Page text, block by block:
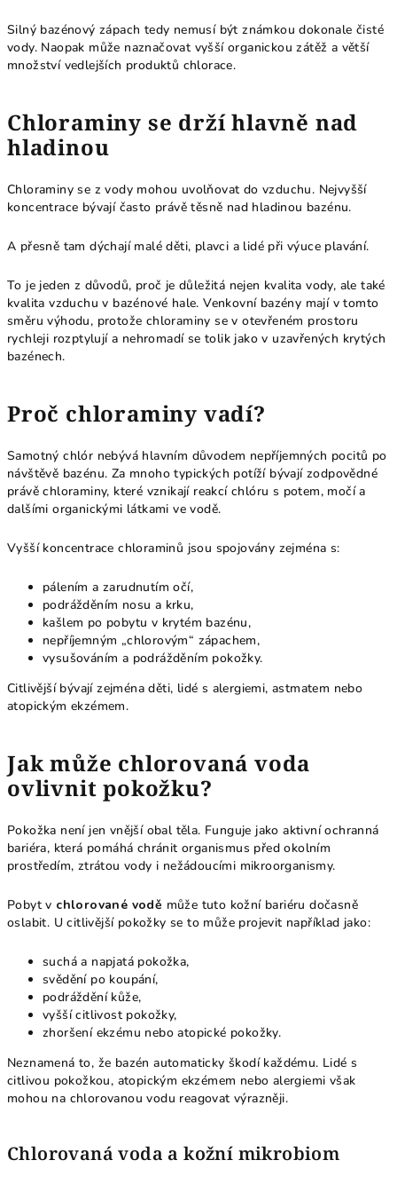
Silný bazénový zápach tedy nemusí být známkou dokonale čisté
vody. Naopak může naznačovat vyšší organickou zátěž a větší
množství vedlejších produktů chlorace.
Chloraminy se drží hlavně nad
hladinou
Chloraminy se z vody mohou uvolňovat do vzduchu. Nejvyšší
koncentrace bývají často právě těsně nad hladinou bazénu.
A přesně tam dýchají malé děti, plavci a lidé při výuce plavání.
To je jeden z důvodů, proč je důležitá nejen kvalita vody, ale také
kvalita vzduchu v bazénové hale. Venkovní bazény mají v tomto
směru výhodu, protože chloraminy se v otevřeném prostoru
rychleji rozptylují a nehromadí se tolik jako v uzavřených krytých
bazénech.
Proč chloraminy vadí?
Samotný chlór nebývá hlavním důvodem nepříjemných pocitů po
návštěvě bazénu. Za mnoho typických potíží bývají zodpovědné
právě chloraminy, které vznikají reakcí chlóru s potem, močí a
dalšími organickými látkami ve vodě.
Vyšší koncentrace chloraminů jsou spojovány zejména s:
pálením a zarudnutím očí,
podrážděním nosu a krku,
kašlem po pobytu v krytém bazénu,
nepříjemným „chlorovým“ zápachem,
vysušováním a podrážděním pokožky.
Citlivější bývají zejména děti, lidé s alergiemi, astmatem nebo
atopickým ekzémem.
Jak může chlorovaná voda
ovlivnit pokožku?
Pokožka není jen vnější obal těla. Funguje jako aktivní ochranná
bariéra, která pomáhá chránit organismus před okolním
prostředím, ztrátou vody i nežádoucími mikroorganismy.
Pobyt v chlorované vodě může tuto kožní bariéru dočasně
oslabit. U citlivější pokožky se to může projevit například jako:
suchá a napjatá pokožka,
svědění po koupání,
podráždění kůže,
vyšší citlivost pokožky,
zhoršení ekzému nebo atopické pokožky.
Neznamená to, že bazén automaticky škodí každému. Lidé s
citlivou pokožkou, atopickým ekzémem nebo alergiemi však
mohou na chlorovanou vodu reagovat výrazněji.
Chlorovaná voda a kožní mikrobiom